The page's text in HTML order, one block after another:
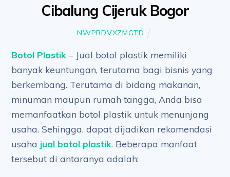
Cibalung Cijeruk Bogor
NWPRDVXZMGTD
Botol Plastik – Jual botol plastik memiliki
banyak keuntungan, terutama bagi bisnis yang
berkembang. Terutama di bidang makanan,
minuman maupun rumah tangga, Anda bisa
memanfaatkan botol plastik untuk menunjang
usaha. Sehingga, dapat dijadikan rekomendasi
usaha jual botol plastik. Beberapa manfaat
tersebut di antaranya adalah: